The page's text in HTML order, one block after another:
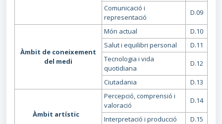
Comunicació i
representació
D.09
Àmbit de coneixement
del medi
Món actual
D.10
Salut i equilibri personal
D.11
Tecnologia i vida
quotidiana
D.12
Ciutadania D.13
Àmbit artístic
Percepció, comprensió i
valoració
D.14
Interpretació i producció
D.15